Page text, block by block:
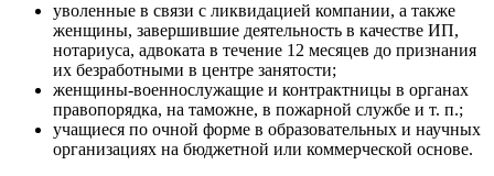
уволенные в связи с ликвидацией компании, а также
женщины, завершившие деятельность в качестве ИП,
нотариуса, адвоката в течение 12 месяцев до признания
их безработными в центре занятости;
женщины-военнослужащие и контрактницы в органах
правопорядка, на таможне, в пожарной службе и т. п.;
учащиеся по очной форме в образовательных и научных
организациях на бюджетной или коммерческой основе.